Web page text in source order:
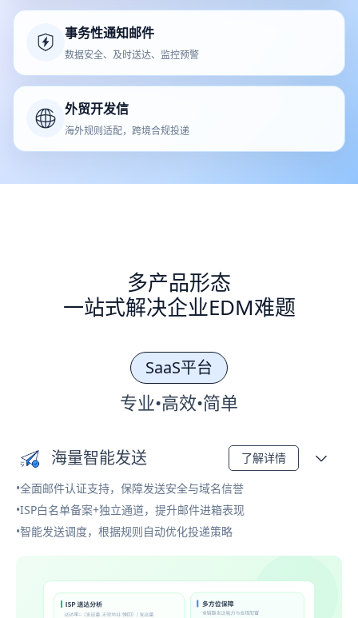
事务性通知邮件
数据安全、及时送达、监控预警
外贸开发信
海外规则适配，跨境合规投递
多产品形态
一站式解决企业EDM难题
SaaS平台
专业•高效•简单
海量智能发送 了解详情
•全面邮件认证支持，保障发送安全与域名信誉
•ISP白名单备案+独立通道，提升邮件进箱表现
•智能发送调度，根据规则自动优化投递策略